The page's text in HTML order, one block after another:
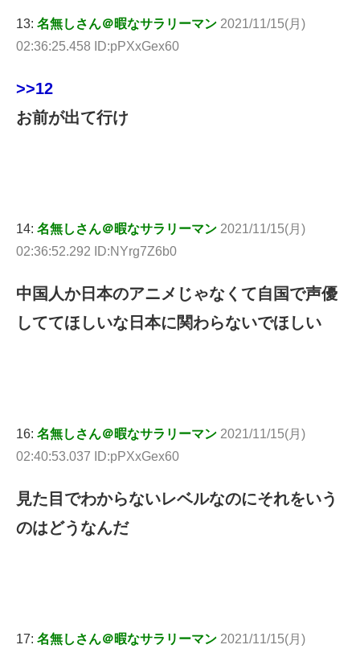
13: 名無しさん＠暇なサラリーマン 2021/11/15(月)
02:36:25.458 ID:pPXxGex60
>>12
お前が出て行け
14: 名無しさん＠暇なサラリーマン 2021/11/15(月)
02:36:52.292 ID:NYrg7Z6b0
中国人か日本のアニメじゃなくて自国で声優
しててほしいな日本に関わらないでほしい
16: 名無しさん＠暇なサラリーマン 2021/11/15(月)
02:40:53.037 ID:pPXxGex60
見た目でわからないレベルなのにそれをいう
のはどうなんだ
17: 名無しさん＠暇なサラリーマン 2021/11/15(月)